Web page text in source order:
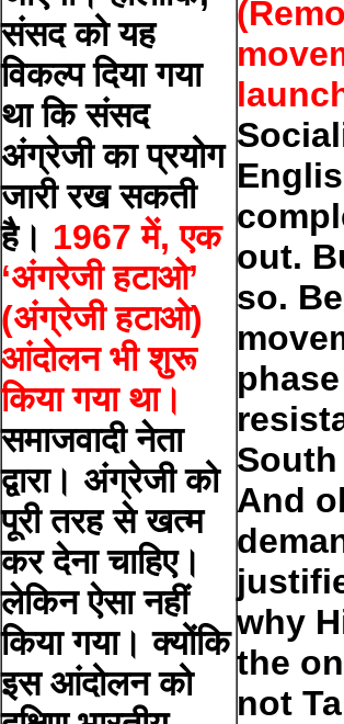
संसद को यह
विकल्प दिया गया
था कि संसद
अंग्रेजी का प्रयोग
जारी रख सकती
है। 1967 में, एक
‘अंगरेजी हटाओ’
(अंग्रेजी हटाओ)
आंदोलन भी शुरू
किया गया था।
समाजवादी नेता
द्वारा। अंग्रेजी को
पूरी तरह से खत्म
कर देना चाहिए।
लेकिन ऐसा नहीं
किया गया। क्योंकि
इस आंदोलन को
out.
so.
And
why
the
not